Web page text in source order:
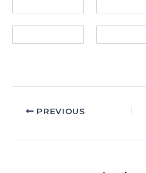
PREVIOUS